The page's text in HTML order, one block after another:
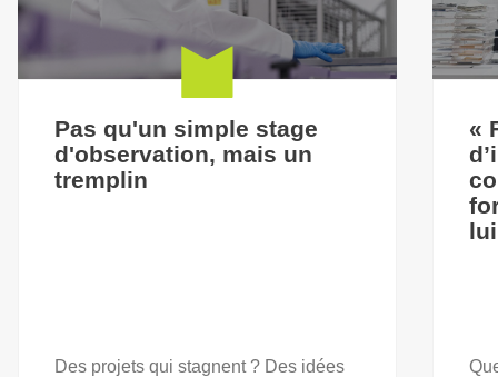
Pas qu'un simple stage
d'observation, mais un
tremplin
Des projets qui stagnent ? Des idées
«